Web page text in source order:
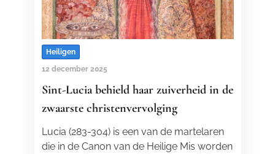
Heiligen
12 december 2025
Sint-Lucia behield haar zuiverheid in de
zwaarste christenvervolging
Lucia (283-304) is een van de martelaren
die in de Canon van de Heilige Mis worden